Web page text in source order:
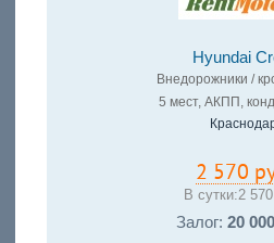
Hyundai
Внедорожники /
5 мест, АКПП,
2 570
В сутки:2
Залог: 20